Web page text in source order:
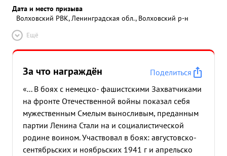
Дата и место призыва
Волховский РВК, Ленинградская обл., Волховский р-н
Ещё
За что награждён
Поделиться
«... В боях с немецко- фашистскими Захватчиками
на фронте Отечественной войны показал себя
мужественным Смелым выносливым, преданным
партии Ленина Стали на и социалистической
родине воином. Участвовал в боях: августовско-
сентябрьских и ноябрьских 1941 г и апрельско